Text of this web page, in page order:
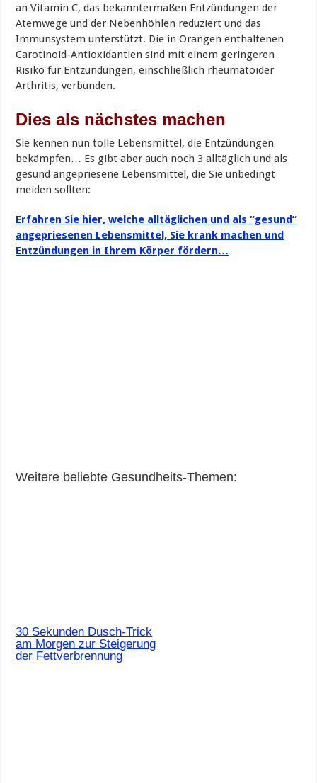
an Vitamin C, das bekanntermaßen Entzündungen der
Atemwege und der Nebenhöhlen reduziert und das
Immunsystem unterstützt. Die in Orangen enthaltenen
Carotinoid-Antioxidantien sind mit einem geringeren
Risiko für Entzündungen, einschließlich rheumatoider
Arthritis, verbunden.
Dies als nächstes machen
Sie kennen nun tolle Lebensmittel, die Entzündungen
bekämpfen… Es gibt aber auch noch 3 alltäglich und als
gesund angepriesene Lebensmittel, die Sie unbedingt
meiden sollten:
Erfahren Sie hier, welche alltäglichen und als “gesund”
angepriesenen Lebensmittel, Sie krank machen und
Entzündungen in Ihrem Körper fördern…
Weitere beliebte Gesundheits-Themen:
30 Sekunden Dusch-Trick
am Morgen zur Steigerung
der Fettverbrennung